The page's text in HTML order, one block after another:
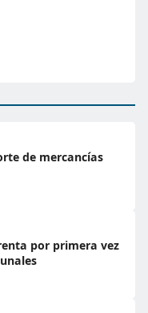
de mercancías
por primera vez